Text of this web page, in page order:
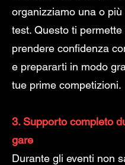
organizziamo una o più
test. Questo ti permette
prendere confidenza
e prepararti in modo
tue prime competizioni.
3. Supporto completo
gare
Durante gli eventi non